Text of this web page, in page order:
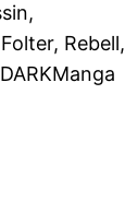
Rebell,